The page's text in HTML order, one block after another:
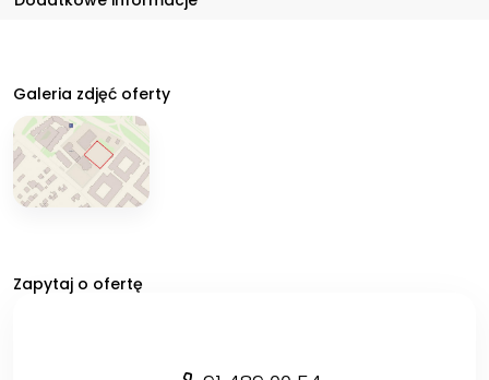
Galeria zdjęć oferty
Zapytaj o ofertę